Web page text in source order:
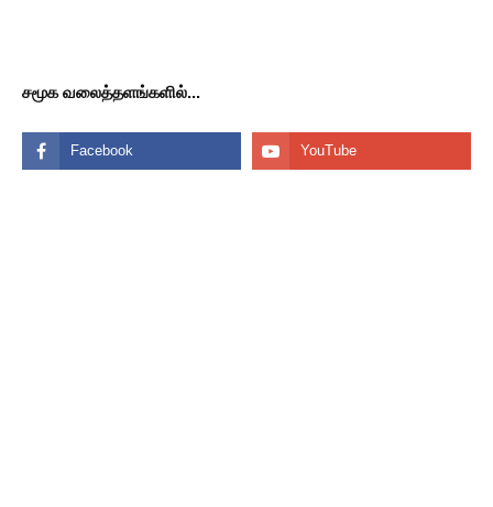
சமூக வலைத்தளங்களில்...